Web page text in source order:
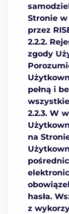
Stronie
przez
2.2.2.
zgody
pełną i
2.2.3. W
na
hasła.
z